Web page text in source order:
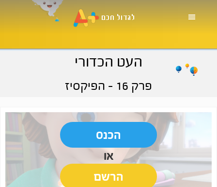
העט הכדורי
פרק 16 - הפיקסיז
הכנס
או
הרשם